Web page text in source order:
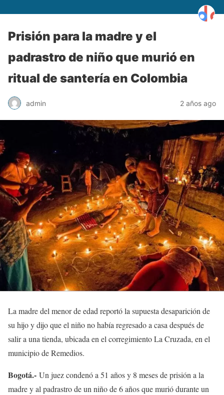
Prisión para la madre y el
padrastro de niño que murió en
ritual de santería en Colombia
admin 2 años ago
La madre del menor de edad reportó la supuesta desaparición de
su hijo y dijo que el niño no había regresado a casa después de
salir a una tienda, ubicada en el corregimiento La Cruzada, en el
municipio de Remedios.
Bogotá.- Un juez condenó a 51 años y 8 meses de prisión a la
madre y al padrastro de un niño de 6 años que murió durante un